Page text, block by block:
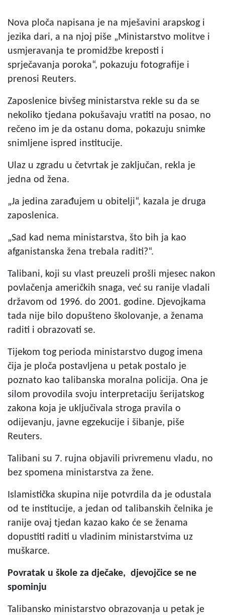
Nova ploča napisana je na mješavini arapskog i
jezika dari, a na njoj piše „Ministarstvo molitve i
usmjeravanja te promidžbe kreposti i
sprječavanja poroka“, pokazuju fotografije i
prenosi Reuters.
Zaposlenice bivšeg ministarstva rekle su da se
nekoliko tjedana pokušavaju vratiti na posao, no
rečeno im je da ostanu doma, pokazuju snimke
snimljene ispred institucije.
Ulaz u zgradu u četvrtak je zaključan, rekla je
jedna od žena.
„Ja jedina zarađujem u obitelji“, kazala je druga
zaposlenica.
„Sad kad nema ministarstva, što bih ja kao
afganistanska žena trebala raditi?“.
Talibani, koji su vlast preuzeli prošli mjesec nakon
povlačenja američkih snaga, već su ranije vladali
državom od 1996. do 2001. godine. Djevojkama
tada nije bilo dopušteno školovanje, a ženama
raditi i obrazovati se.
Tijekom tog perioda ministarstvo dugog imena
čija je ploča postavljena u petak postalo je
poznato kao talibanska moralna policija. Ona je
silom provodila svoju interpretaciju šerijatskog
zakona koja je uključivala stroga pravila o
odijevanju, javne egzekucije i šibanje, piše
Reuters.
Talibani su 7. rujna objavili privremenu vladu, no
bez spomena ministarstva za žene.
Islamistička skupina nije potvrdila da je odustala
od te institucije, a jedan od talibanskih čelnika je
ranije ovaj tjedan kazao kako će se ženama
dopustiti raditi u vladinim ministarstvima uz
muškarce.
Povratak u škole za dječake, djevojčice se ne
spominju
Talibansko ministarstvo obrazovanja u petak je